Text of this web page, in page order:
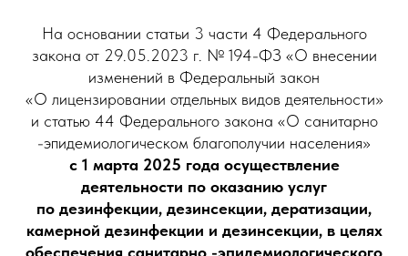
На основании статьи 3 части 4 Федерального
закона от 29.05.2023 г. № 194-ФЗ «О внесении
изменений в Федеральный закон
«О лицензировании отдельных видов деятельности»
и статью 44 Федерального закона «О санитарно
-эпидемиологическом благополучии населения»
с 1 марта 2025 года осуществление
деятельности по оказанию услуг
по дезинфекции, дезинсекции, дератизации,
камерной дезинфекции и дезинсекции, в целях
обеспечения санитарно -эпидемиологического